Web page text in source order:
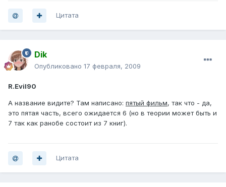
Цитата
Dik
Опубликовано 17 февраля, 2009
R.Evil90
А название видите? Там написано: пятый фильм, так что - да,
это пятая часть, всего ожидается 6 (но в теории может быть и
7 так как ранобе состоит из 7 книг).
Цитата